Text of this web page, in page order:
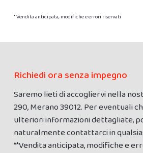
* Vendita anticipata, modifiche e errori riservati
Richiedi ora senza impegno
Saremo lieti di accogliervi nella
290, Merano 39012. Per eventuali
ulteriori informazioni dettagliate,
naturalmente contattarci in
**Vendita anticipata, modifiche e